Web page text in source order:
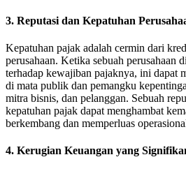
3. Reputasi dan Kepatuhan
Kepatuhan pajak adalah cermin dari
perusahaan. Ketika sebuah perusahaan
terhadap kewajiban pajaknya, ini dapat
di mata publik dan pemangku
mitra bisnis, dan pelanggan. Sebuah
kepatuhan pajak dapat menghambat
berkembang dan memperluas
4. Kerugian Keuangan yang